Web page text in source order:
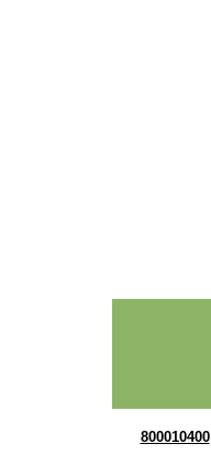
800010400